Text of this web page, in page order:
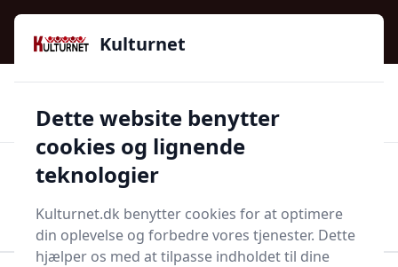
Kulturnet - Alt Det Gode I Livet | Din Kulturguide Siden
2016
97 kategorier 👍Kun godkendte butikker
Start søgning
Kulturnet
Dette website benytter
cookies og lignende
teknologier
Kulturnet.dk benytter cookies for at optimere
din oplevelse og forbedre vores tjenester. Dette
hjælper os med at tilpasse indholdet til dine